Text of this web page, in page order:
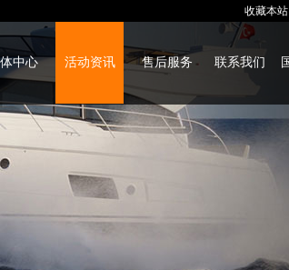
收藏本站
联系我们
售后服务
活动资讯
中心